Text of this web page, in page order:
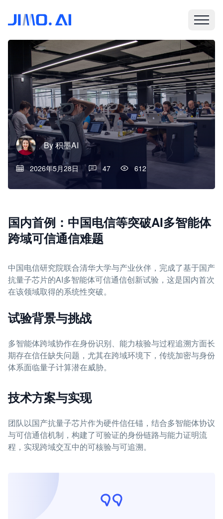
By积墨AI
2026年5月28日 47 612
国内首例：中国电信等突破AI多智能体
跨域可信通信难题
中国电信研究院联合清华大学与产业伙伴，完成了基于国产
抗量子芯片的AI多智能体可信通信创新试验，这是国内首次
在该领域取得的系统性突破。
试验背景与挑战
多智能体跨域协作在身份识别、能力核验与过程追溯方面长
期存在信任缺失问题，尤其在跨域环境下，传统加密与身份
体系面临量子计算潜在威胁。
技术方案与实现
团队以国产抗量子芯片作为硬件信任锚，结合多智能体协议
与可信通信机制，构建了可验证的身份链路与能力证明流
程，实现跨域交互中的可核验与可追溯。